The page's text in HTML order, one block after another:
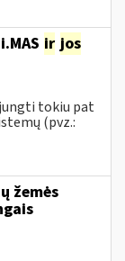
ir jos
tokiu pat
(pvz.:
žemės